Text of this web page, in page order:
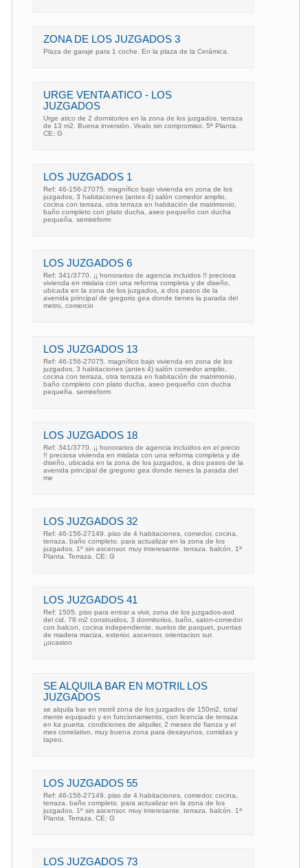
ZONA DE LOS JUZGADOS 3
Plaza de garaje para 1 coche. En la plaza de la Cerámica.
URGE VENTA ATICO - LOS
JUZGADOS
Urge atico de 2 dormitorios en la zona de los juzgados. terraza
de 13 m2. Buena inversión. Vealo sin compromiso. 5ª Planta.
CE: G
LOS JUZGADOS 1
Ref: 46-156-27075. magnífico bajo vivienda en zona de los
juzgados, 3 habitaciones (antes 4) salón comedor amplio,
cocina con terraza, otra terraza en habitación de matrimonio,
baño completo con plato ducha, aseo pequeño con ducha
pequeña. semireform
LOS JUZGADOS 6
Ref: 341/3770. ¡¡ honorarios de agencia incluidos !! preciosa
vivienda en mislata con una reforma completa y de diseño,
ubicada en la zona de los juzgados, a dos pasos de la
avenida principal de gregorio gea donde tienes la parada del
metro, comercio
LOS JUZGADOS 13
Ref: 46-156-27075. magnífico bajo vivienda en zona de los
juzgados, 3 habitaciones (antes 4) salón comedor amplio,
cocina con terraza, otra terraza en habitación de matrimonio,
baño completo con plato ducha, aseo pequeño con ducha
pequeña. semireform
LOS JUZGADOS 18
Ref: 341/3770. ¡¡ honorarios de agencia incluidos en el precio
!! preciosa vivienda en mislata con una reforma completa y de
diseño, ubicada en la zona de los juzgados, a dos pasos de la
avenida principal de gregorio gea donde tienes la parada del
me
LOS JUZGADOS 32
Ref: 46-156-27149. piso de 4 habitaciones, comedor, cocina,
terraza, baño completo. para actualizar en la zona de los
juzgados. 1º sin ascensor. muy interesante. terraza. balcón. 1ª
Planta. Terraza. CE: G
LOS JUZGADOS 41
Ref: 1505. piso para entrar a vivir, zona de los juzgados-avd
del cid, 78 m2 construidos, 3 dormitorios, baño, salon-comedor
con balcon, cocina independiente, suelos de parquet, puertas
de madera maciza, exterior, ascensor, orientacion sur.
¡¡ocasion
SE ALQUILA BAR EN MOTRIL LOS
JUZGADOS
se alquila bar en motril zona de los juzgados de 150m2, total
mente equipado y en funcionamiento, con licencia de terraza
en ka puerta. condiciones de alquiler, 2 meses de fianza y el
mes correlativo, muy buena zona para desayunos, comidas y
tapeo.
LOS JUZGADOS 55
Ref: 46-156-27149. piso de 4 habitaciones, comedor, cocina,
terraza, baño completo. para actualizar en la zona de los
juzgados. 1º sin ascensor. muy interesante. terraza. balcón. 1ª
Planta. Terraza. CE: G
LOS JUZGADOS 73